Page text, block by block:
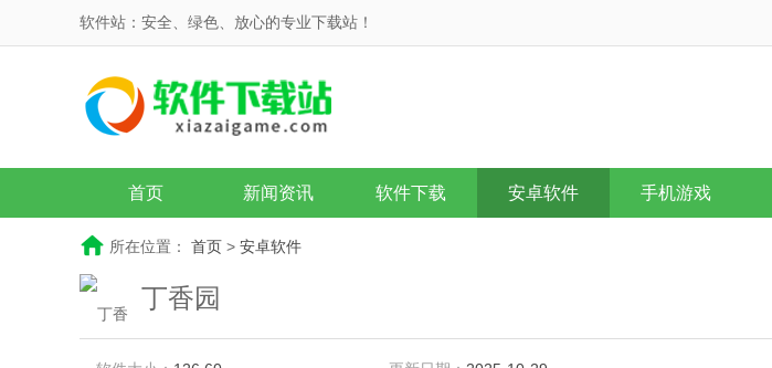
软件站：安全、绿色、放心的专业下载站！
首页 新闻资讯 软件下载 安卓软件 手机游戏
所在位置： 首页 > 安卓软件
丁香园